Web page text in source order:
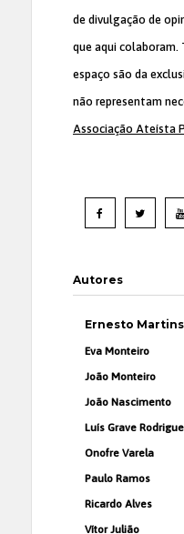
de divulgação de
que aqui
espaço são da
não representam
Associação Ateísta
Autores
Ernesto Martins
Eva Monteiro
João Monteiro
João Nascimento
Luís Grave
Onofre Varela
Paulo Ramos
Ricardo Alves
Vítor Julião